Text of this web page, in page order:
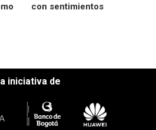
con sentimientos
iniciativa de